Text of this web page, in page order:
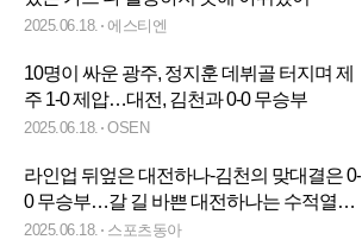
2025.06.18. 에스티엔
10명이 싸운 광주, 정지훈 데뷔골 터지며 제
주 1-0 제압…대전, 김천과 0-0 무승부
2025.06.18. OSEN
라인업 뒤엎은 대전하나-김천의 맞대결은 0-
0 무승부…갈 길 바쁜 대전하나는 수적열세
딛고 무승부에 만족 [SD 리뷰 in 대전]
2025.06.18. 스포츠동아